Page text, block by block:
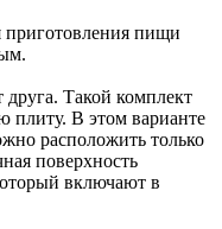
приготовления пищи
друга. Такой комплект
плиту. В этом варианте
расположить только
поверхность
включают в